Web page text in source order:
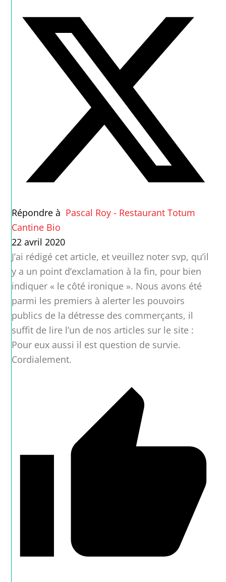
Répondre à Pascal Roy - Restaurant Totum
Cantine Bio
22 avril 2020
J’ai rédigé cet article, et veuillez noter svp, qu’il
y a un point d’exclamation à la fin, pour bien
indiquer « le côté ironique ». Nous avons été
parmi les premiers à alerter les pouvoirs
publics de la détresse des commerçants, il
suffit de lire l’un de nos articles sur le site :
Pour eux aussi il est question de survie.
Cordialement.